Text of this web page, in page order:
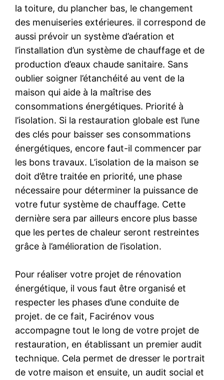
la toiture, du plancher bas, le changement
des menuiseries extérieures. il correspond de
aussi prévoir un système d’aération et
l’installation d’un système de chauffage et de
production d’eaux chaude sanitaire. Sans
oublier soigner l’étanchéité au vent de la
maison qui aide à la maîtrise des
consommations énergétiques. Priorité à
l’isolation. Si la restauration globale est l’une
des clés pour baisser ses consommations
énergétiques, encore faut-il commencer par
les bons travaux. L’isolation de la maison se
doit d’être traitée en priorité, une phase
nécessaire pour déterminer la puissance de
votre futur système de chauffage. Cette
dernière sera par ailleurs encore plus basse
que les pertes de chaleur seront restreintes
grâce à l’amélioration de l’isolation.
Pour réaliser votre projet de rénovation
énergétique, il vous faut être organisé et
respecter les phases d’une conduite de
projet. de ce fait, Facirénov vous
accompagne tout le long de votre projet de
restauration, en établissant un premier audit
technique. Cela permet de dresser le portrait
de votre maison et ensuite, un audit social et